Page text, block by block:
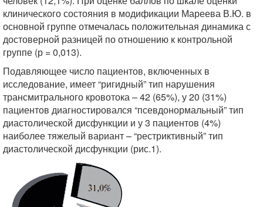
клинического состояния в модификации Мареева В.Ю. в
основной группе отмечалась положительная динамика с
достоверной разницей по отношению к контрольной
группе (р = 0,013).
Подавляющее число пациентов, включенных в
исследование, имеет “ригидный” тип нарушения
трансмитрального кровотока – 42 (65%), у 20 (31%)
пациентов диагностировался “псевдонормальный” тип
диастолической дисфункции и у 3 пациентов (4%)
наиболее тяжелый вариант – “рестриктивный” тип
диастолической дисфункции (рис.1).